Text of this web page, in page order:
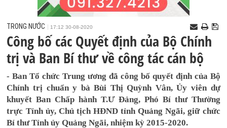
TRONG NƯỚC 17:12 30-08-2020
Công bố các Quyết định của Bộ Chính
trị và Ban Bí thư về công tác cán bộ
- Ban Tổ chức Trung ương đã công bố quyết định của Bộ
Chính trị chuẩn y bà Bùi Thị Quỳnh Vân, Ủy viên dự
khuyết Ban Chấp hành T.Ư Đảng, Phó Bí thư Thường
trực Tỉnh ủy, Chủ tịch HĐND tỉnh Quảng Ngãi, giữ chức
Bí thư Tỉnh ủy Quảng Ngãi, nhiệm kỳ 2015-2020.